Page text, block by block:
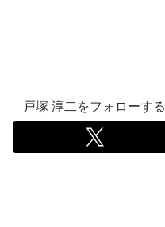
戸塚 淳二をフォローする